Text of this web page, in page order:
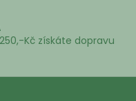
Kč získáte dopravu